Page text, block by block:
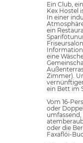
Ein Club,
Kex Hostel
In einer
ein
eine
Zimmer).
ein Bett im
Vom 16-
oder
oder die
Faxaflói-